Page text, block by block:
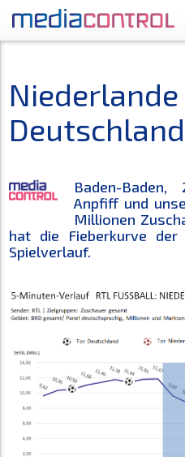
Baden-
Anpfiff und
Millionen
hat die Fieberkurve
Spielverlauf.